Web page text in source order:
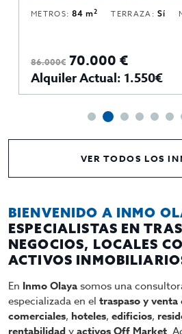
METROS:84 m2 TERRAZA:Sí
86.000€ 70.000 €
Alquiler Actual: 1.550€
VER TODOS LOS
BIENVENIDO A INMO
ESPECIALISTAS EN
NEGOCIOS, LOCALES
ACTIVOS
En Inmo Olayasomos una
especializada en el traspaso y venta
comerciales, hoteles, edificios,
rentabilidad
activos Off Market